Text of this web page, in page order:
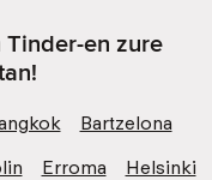
en zure
Bartzelona
Erroma
Helsinki